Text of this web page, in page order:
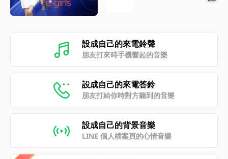
設成自己的來電鈴聲
朋友打來時手機響起的音樂
設成自己的來電答鈴
朋友打給你時對方聽到的音樂
設成自己的背景音樂
LINE 個人檔案頁的心情音樂